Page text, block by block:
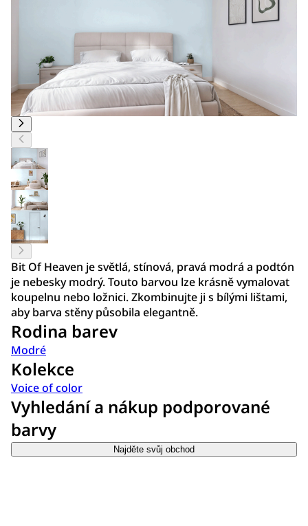
Bit Of Heaven je světlá, stínová, pravá modrá a podtón
je nebesky modrý. Touto barvou lze krásně vymalovat
koupelnu nebo ložnici. Zkombinujte ji s bílými lištami,
aby barva stěny působila elegantně.
Rodina barev
Modré
Kolekce
Voice of color
Vyhledání a nákup podporované
barvy
Najděte svůj obchod